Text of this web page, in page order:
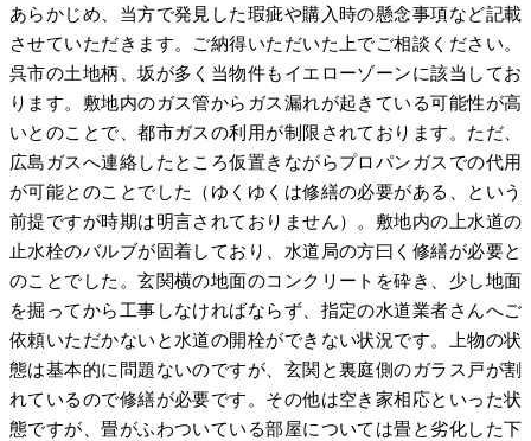
あらかじめ、当方で発見した瑕疵や購入時の懸念事項など記載
させていただきます。ご納得いただいた上でご相談ください。
呉市の土地柄、坂が多く当物件もイエローゾーンに該当してお
ります。敷地内のガス管からガス漏れが起きている可能性が高
いとのことで、都市ガスの利用が制限されております。ただ、
広島ガスへ連絡したところ仮置きながらプロパンガスでの代用
が可能とのことでした（ゆくゆくは修繕の必要がある、という
前提ですが時期は明言されておりません）。敷地内の上水道の
止水栓のバルブが固着しており、水道局の方曰く修繕が必要と
のことでした。玄関横の地面のコンクリートを砕き、少し地面
を掘ってから工事しなければならず、指定の水道業者さんへご
依頼いただかないと水道の開栓ができない状況です。上物の状
態は基本的に問題ないのですが、玄関と裏庭側のガラス戸が割
れているので修繕が必要です。その他は空き家相応といった状
態ですが、畳がふわついている部屋については畳と劣化した下